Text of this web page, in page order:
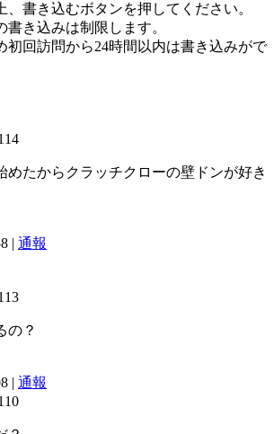
、書き込むボタンを押してください。
き込みは制限します。
回訪問から24時間以内は書き込みがで
めたからクラッチクローの壁ドンが好き
| 通報
の？
| 通報